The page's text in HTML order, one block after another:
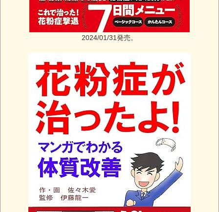
2024/01/31発売。